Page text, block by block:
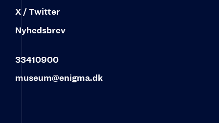
X / Twitter
Nyhedsbrev
33410900
museum@enigma.dk